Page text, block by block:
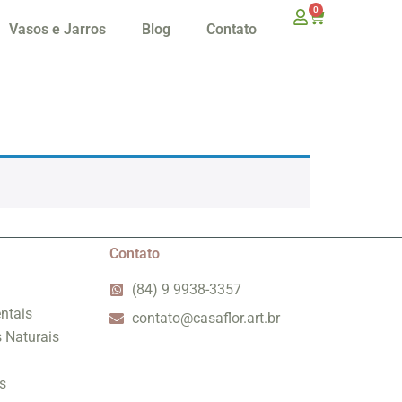
Vasos e Jarros Blog Contato
0
Naturais
Contato
(84) 9 9938-3357
contato@casaflor.art.br